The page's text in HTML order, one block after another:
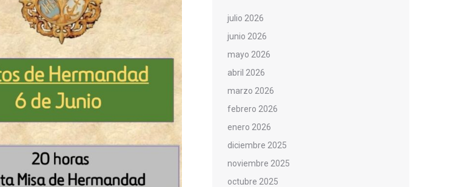
julio 2026
junio 2026
mayo 2026
abril 2026
marzo 2026
febrero 2026
enero 2026
diciembre 2025
noviembre 2025
octubre 2025